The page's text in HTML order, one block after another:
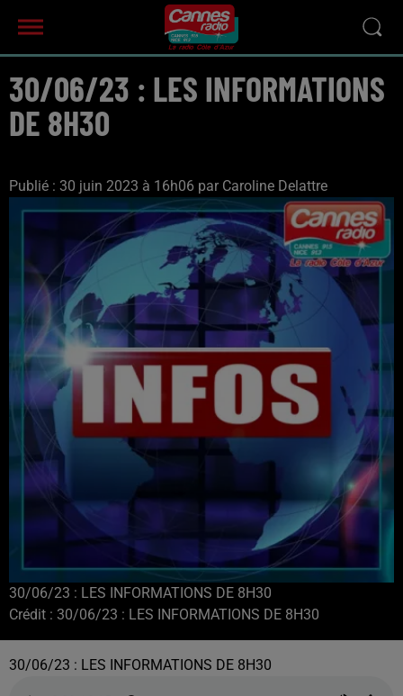
30/06/23 : LES INFORMATIONS
DE 8H30
Publié : 30 juin 2023 à 16h06 par Caroline Delattre
30/06/23 : LES INFORMATIONS DE 8H30
Crédit : 30/06/23 : LES INFORMATIONS DE 8H30
30/06/23 : LES INFORMATIONS DE 8H30